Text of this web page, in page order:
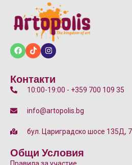
Контакти
10:00-19:00 - +359 700 109 35
info@artopolis.bg
бул. Цариградско шосе 135Д,
Общи Условия